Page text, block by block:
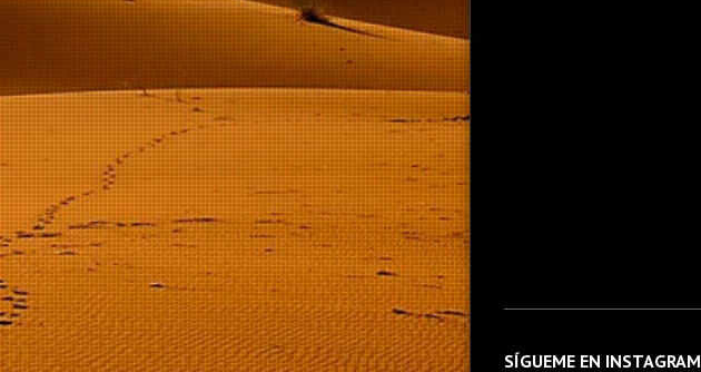
SÍGUEME EN INSTAGRAM